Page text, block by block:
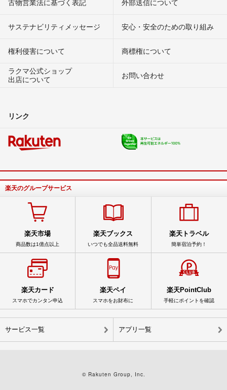
古物営業法に基づく表記 外部送信について
サステナビリティメッセージ 安心・安全のための取り組み
権利侵害について
商標権について
ラクマ公式ショップ
出店について
お問い合わせ
リンク
楽天のグループサービス
楽天市場
商品数は1億点以上
楽天ブックス
いつでも全品送料無料
楽天トラベル
簡単宿泊予約！
楽天カード
スマホでカンタン申込
楽天ペイ
スマホをお財布に
楽天PointClub
手軽にポイントを確認
サービス一覧 アプリ一覧
© Rakuten Group, Inc.